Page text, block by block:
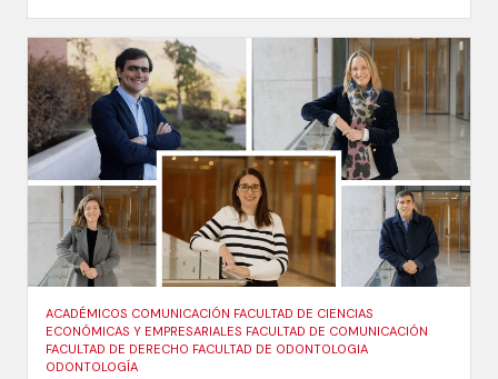
ACADÉMICOS COMUNICACIÓN FACULTAD DE CIENCIAS
ECONÓMICAS Y EMPRESARIALES FACULTAD DE COMUNICACIÓN
FACULTAD DE DERECHO FACULTAD DE ODONTOLOGIA
ODONTOLOGÍA